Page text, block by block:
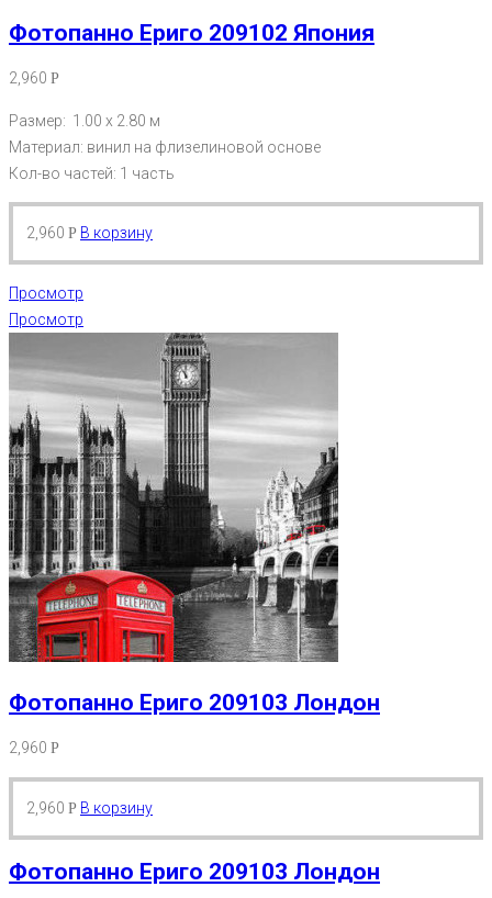
Фотопанно Ериго 209102 Япония
2,960 Р
Размер: 1.00 х 2.80 м
Материал: винил на флизелиновой основе
Кол-во частей: 1 часть
2,960 Р В корзину
Просмотр
Просмотр
Фотопанно Ериго 209103 Лондон
2,960 Р
2,960 Р В корзину
Фотопанно Ериго 209103 Лондон